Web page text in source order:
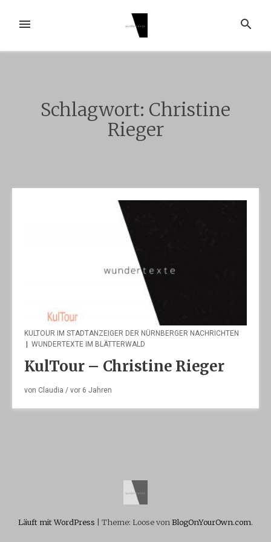
InhaltMENÜ SUCHE
Schlagwort: Christine
Rieger
KULTOUR IM STADTANZEIGER DER NÜRNBERGER NACHRICHTEN
| WUNDERTEXTE IM BLÄTTERWALD
KulTour – Christine Rieger
von Claudia / vor 6 Jahren
Läuft mit WordPress Theme: Loose von BlogOnYourOwn.com.